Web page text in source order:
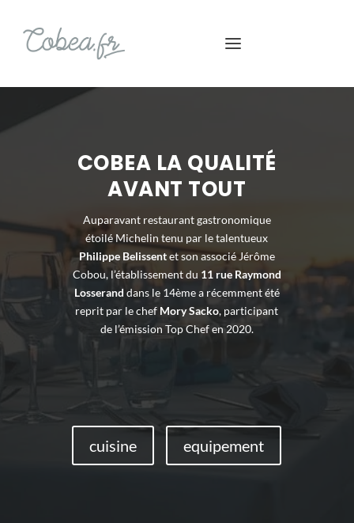
COBEA LA QUALITÉ
AVANT TOUT
Auparavant restaurant gastronomique
étoilé Michelin tenu par le talentueux
Philippe Belissentet son associé Jérôme
Cobou, l’établissement du 11 rue Raymond
Losserand dans le 14èmea récemment été
reprit par le chef Mory Sacko, participant
de l’émission Top Chef en 2020.
cuisine equipement